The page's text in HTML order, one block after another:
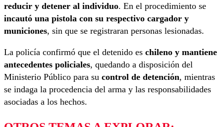
reducir y detener al individuo. En el procedimiento se
incautó una pistola con su respectivo cargador y
municiones, sin que se registraran personas lesionadas.
La policía confirmó que el detenido es chileno y mantiene
antecedentes policiales, quedando a disposición del
Ministerio Público para su control de detención, mientras
se indaga la procedencia del arma y las responsabilidades
asociadas a los hechos.